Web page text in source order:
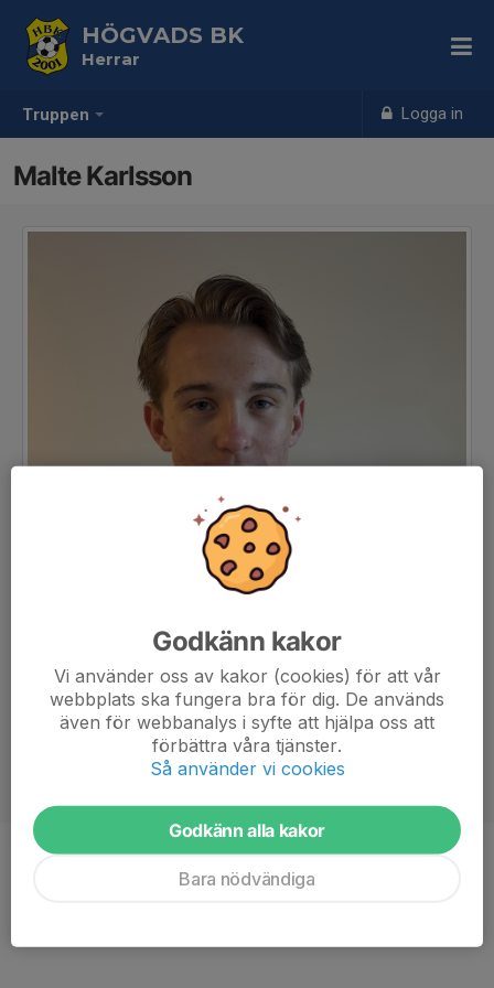
Truppen Logga in
HÖGVADS BK
Herrar
Malte Karlsson
Godkänn kakor
Vi använder oss av kakor (cookies) för att vår
webbplats ska fungera bra för dig. De används
även för webbanalys i syfte att hjälpa oss att
förbättra våra tjänster.
Så använder vi cookies
Godkänn alla kakor
Bara nödvändiga